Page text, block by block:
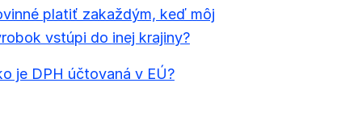
platiť zakaždým, keď môj
vstúpi do inej krajiny?
je DPH účtovaná v EÚ?